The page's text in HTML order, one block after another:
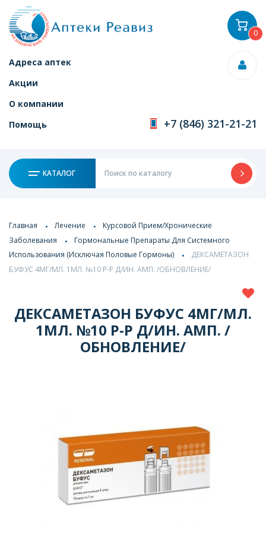
Адреса аптек
Акции
О компании
Помощь
+7 (846) 321-21-21
КАТАЛОГ
0
Главная Лечение
Курсовой Прием/Хронические
Заболевания
Гормональные Препараты Для Системного
Использования (Исключая Половые Гормоны)
ДЕКСАМЕТАЗОН
БУФУС 4МГ/МЛ. 1МЛ. №10 Р-Р Д/ИН. АМП. /ОБНОВЛЕНИЕ/
ДЕКСАМЕТАЗОН БУФУС 4МГ/МЛ.
1МЛ. №10 Р-Р Д/ИН. АМП. /
ОБНОВЛЕНИЕ/